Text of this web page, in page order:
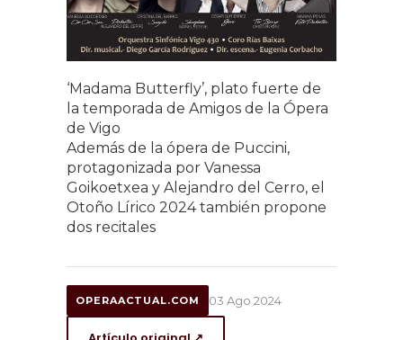
‘Madama Butterfly’, plato fuerte de
la temporada de Amigos de la Ópera
de Vigo
Además de la ópera de Puccini,
protagonizada por Vanessa
Goikoetxea y Alejandro del Cerro, el
Otoño Lírico 2024 también propone
dos recitales
OPERAACTUAL.COM 03 Ago 2024